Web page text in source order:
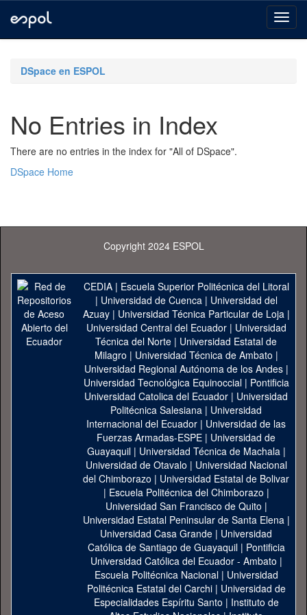
navigationDSpace en ESPOL
No Entries in Index
There are no entries in the index for "All of DSpace".
DSpace Home
Copyright 2024 ESPOL
CEDIA| Escuela Superior Politécnica del Litoral
| Universidad de Cuenca| Universidad del
Azuay| Universidad Técnica Particular de Loja|
Universidad Central del Ecuador| Universidad
Técnica del Norte | Universidad Estatal de
Milagro | Universidad Técnica de Ambato |
Universidad Regional Autónoma de los Andes|
Universidad Tecnológica Equinoccial| Pontificia
Universidad Catolica del Ecuador | Universidad
Politécnica Salesiana | Universidad
Internacional del Ecuador | Universidad de las
Fuerzas Armadas-ESPE | Universidad de
Guayaquil| Universidad Técnica de Machala|
Universidad de Otavalo | Universidad Nacional
del Chimborazo | Universidad Estatal de Bolivar
| Escuela Politécnica del Chimborazo |
Universidad San Francisco de Quito |
Universidad Estatal Peninsular de Santa Elena|
Universidad Casa Grande | Universidad
Católica de Santiago de Guayaquil| Pontificia
Universidad Católica del Ecuador - Ambato |
Escuela Politécnica Nacional| Universidad
Politécnica Estatal del Carchi| Universidad de
Especialidades Espíritu Santo | Instituto de